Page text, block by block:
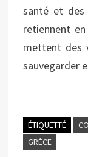
santé et des
retiennent
mettent des
sauvegarder
ÉTIQUETTÉ
GRÈCE